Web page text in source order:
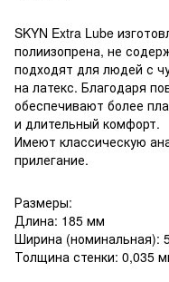
SKYN Extra Lube
полиизопрена, не
подходят для людей с
на латекс. Благодаря
обеспечивают более
и длительный комфорт.
Имеют классическую
прилегание.
Размеры:
Длина: 185 мм
Ширина (номинальная):
Толщина стенки: 0,035